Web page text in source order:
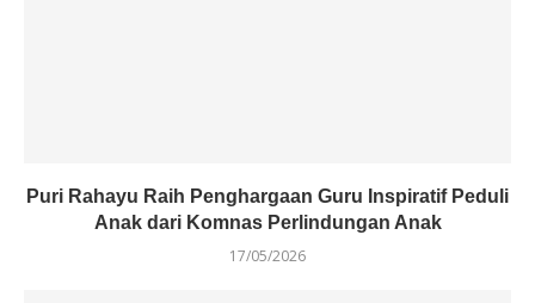
Puri Rahayu Raih Penghargaan Guru Inspiratif Peduli
Anak dari Komnas Perlindungan Anak
17/05/2026